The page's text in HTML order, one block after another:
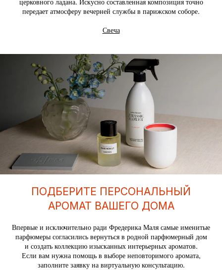
передает атмосферу вечерней службы в парижском соборе.
Свеча
ПОДБЕРИТЕ ПЕРСОНАЛЬНЫЙ
АРОМАТ ВАШЕГО ДОМА
Впервые и исключительно ради Фредерика Маля самые именитые
парфюмеры согласились вернуться в родной парфюмерный дом
и создать коллекцию изысканных интерьерных ароматов.
Если вам нужна помощь в выборе неповторимого аромата,
заполните заявку на виртуальную консультацию.